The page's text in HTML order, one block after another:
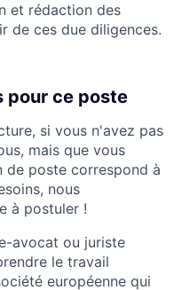
et rédaction des
de ces due diligences.
pour ce poste
si vous n'avez pas
mais que vous
de poste correspond à
nous
à postuler !
avocat ou juriste
le travail
européenne qui